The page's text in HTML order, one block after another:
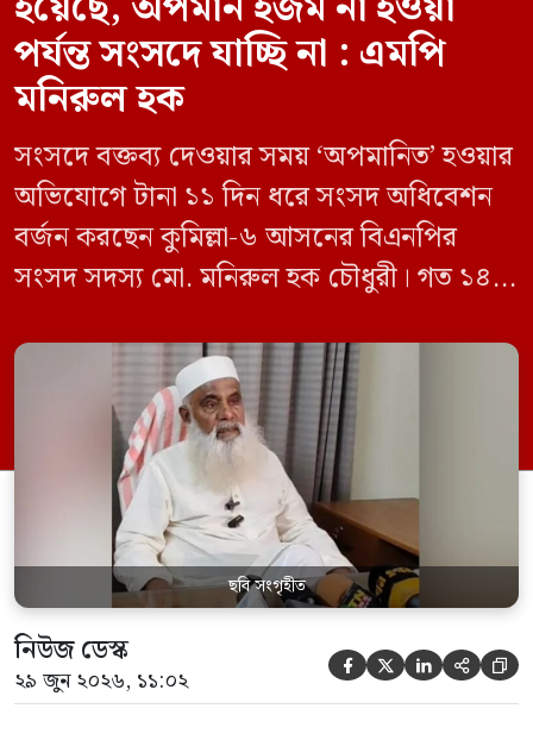
পর্যন্ত সংসদে যাচ্ছি না : এমপি
মনিরুল হক
সংসদে বক্তব্য দেওয়ার সময় ‘অপমানিত’ হওয়ার
অভিযোগে টানা ১১ দিন ধরে সংসদ অধিবেশন
বর্জন করছেন কুমিল্লা-৬ আসনের বিএনপির
সংসদ সদস্য মো. মনিরুল হক চৌধুরী। গত ১৪
রুলিং ও সিদ্ধান্তের প্রতিবাদে ১৫ থেকে ২৫ জুন
পর্যন্ত তিনি সংসদে যাননি। মনিরুল হক চৌধুরী
বলেন, ‘আমাকে সংসদে অপমান করা হয়েছে।
স্পিকার ফোন […]
ছবি সংগৃহীত
নিউজ ডেস্ক
২৯ জুন ২০২৬, ১১:০২     